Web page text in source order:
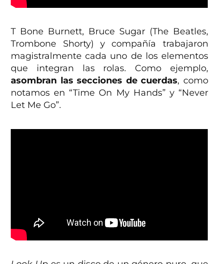
T Bone Burnett, Bruce Sugar (The Beatles,
Trombone Shorty) y compañía trabajaron
magistralmente cada uno de los elementos
que integran las rolas. Como ejemplo,
asombran las secciones de cuerdas, como
notamos en “Time On My Hands” y “Never
Let Me Go”.